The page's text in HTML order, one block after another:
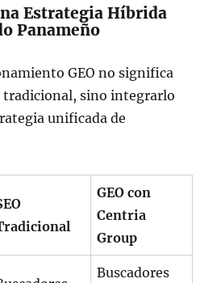
Estrategia Híbrida
Panameño
GEO no significa
tradicional, sino integrarlo
unificada de
GEO con
Centria
Group
Buscadores